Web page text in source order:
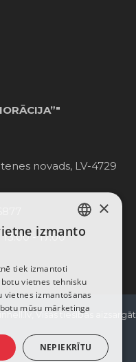
novads, LV-4729
- 17:00
Visas tiesības
LATVIAN
ENGLISH
×
izmanto
tiek izmantoti
vietnes tehnisku
vietnes izmantošanas
mūsu mārketinga
NEPIEKRĪTU